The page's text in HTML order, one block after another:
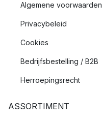
Algemene voorwaarden
Privacybeleid
Cookies
Bedrijfsbestelling / B2B
Herroepingsrecht
ASSORTIMENT